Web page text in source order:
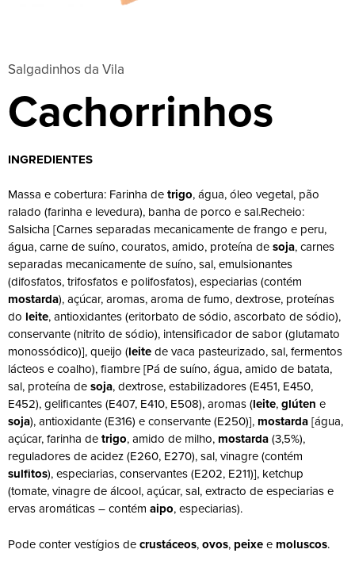
Salgadinhos da Vila
Cachorrinhos
INGREDIENTES
Massa e cobertura: Farinha de trigo, água, óleo vegetal, pão
ralado (farinha e levedura), banha de porco e sal.Recheio:
Salsicha [Carnes separadas mecanicamente de frango e peru,
água, carne de suíno, couratos, amido, proteína de soja, carnes
separadas mecanicamente de suíno, sal, emulsionantes
(difosfatos, trifosfatos e polifosfatos), especiarias (contém
mostarda), açúcar, aromas, aroma de fumo, dextrose, proteínas
do leite, antioxidantes (eritorbato de sódio, ascorbato de sódio),
conservante (nitrito de sódio), intensificador de sabor (glutamato
monossódico)], queijo (leite de vaca pasteurizado, sal, fermentos
lácteos e coalho), fiambre [Pá de suíno, água, amido de batata,
sal, proteína de soja, dextrose, estabilizadores (E451, E450,
E452), gelificantes (E407, E410, E508), aromas (leite, glúten e
soja), antioxidante (E316) e conservante (E250)], mostarda [água,
açúcar, farinha de trigo, amido de milho, mostarda (3,5%),
reguladores de acidez (E260, E270), sal, vinagre (contém
sulfitos), especiarias, conservantes (E202, E211)], ketchup
(tomate, vinagre de álcool, açúcar, sal, extracto de especiarias e
ervas aromáticas – contém aipo, especiarias).
Pode conter vestígios de crustáceos, ovos, peixe e moluscos.